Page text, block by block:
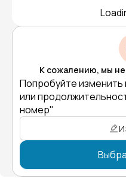
К сожалению, мы
Попробуйте
или
номер"